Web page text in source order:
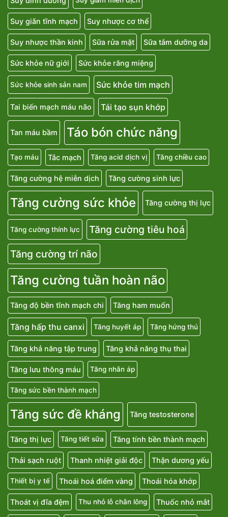
Suy giãn tĩnh mạch Suy nhược cơ thể
Suy nhược thần kinh Sữa rửa mặt Sữa tắm dưỡng da
Sức khỏe nữ giới Sức khỏe răng miệng
Sức khỏe sinh sản nam Sức khỏe tim mạch
Tai biến mạch máu não Tái tạo sụn khớp
Tan máu bầm Táo bón chức năng
Tạo máu Tắc mạch Tăng acid dịch vị Tăng chiều cao
Tăng cường hệ miễn dịch Tăng cường sinh lực
Tăng cường sức khỏe Tăng cường thị lực
Tăng cường thính lực
Tăng cường tiêu hoá
Tăng cường trí não
Tăng cường tuần hoàn não
Tăng độ bền tĩnh mạch chi Tăng ham muốn
Tăng hấp thu canxi Tăng huyết áp Tăng hứng thú
Tăng khả năng tập trung Tăng khả năng thụ thai
Tăng lưu thông máu Tăng nhãn áp
Tăng sức bền thành mạch
Tăng sức đề kháng Tăng testosterone
Tăng thị lực Tăng tiết sữa Tăng tính bền thành mạch
Thải sạch ruột Thanh nhiệt giải độc Thận dương yếu
Thiết bị y tế Thoái hoá điểm vàng Thoái hóa khớp
Thoát vị đĩa đệm Thu nhỏ lỗ chân lông Thuốc nhỏ mắt